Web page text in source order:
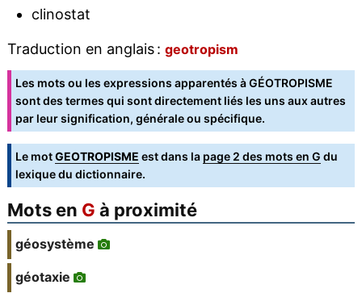
clinostat
Traduction en anglais : geotropism
Les mots ou les expressions apparentés à GÉOTROPISME
sont des termes qui sont directement liés les uns aux autres
par leur signification, générale ou spécifique.
Le motGEOTROPISME est dans la page 2 des mots en G du
lexique du dictionnaire.
Mots en G à proximité
géosystème
géotaxie